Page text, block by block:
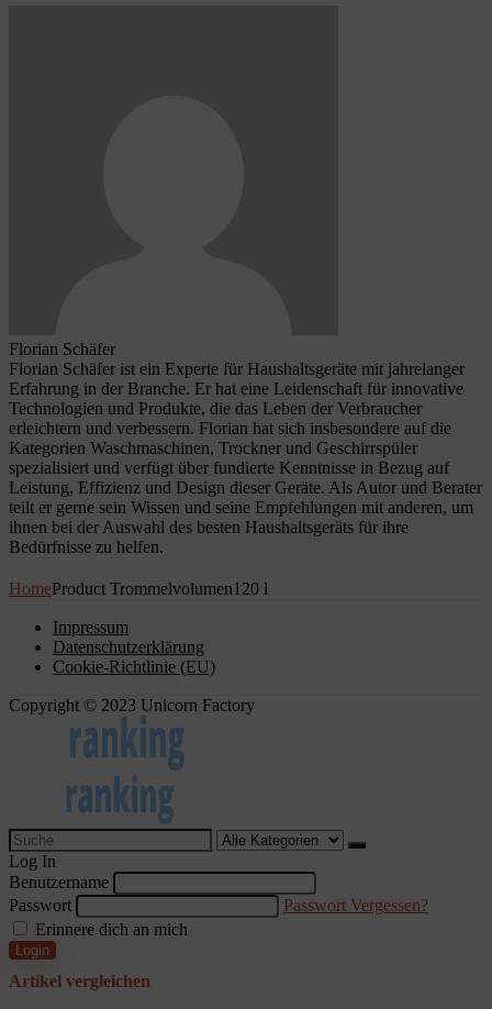
Florian Schäfer
Florian Schäfer ist ein Experte für Haushaltsgeräte mit jahrelanger
Erfahrung in der Branche. Er hat eine Leidenschaft für innovative
Technologien und Produkte, die das Leben der Verbraucher
erleichtern und verbessern. Florian hat sich insbesondere auf die
Kategorien Waschmaschinen, Trockner und Geschirrspüler
spezialisiert und verfügt über fundierte Kenntnisse in Bezug auf
Leistung, Effizienz und Design dieser Geräte. Als Autor und Berater
teilt er gerne sein Wissen und seine Empfehlungen mit anderen, um
ihnen bei der Auswahl des besten Haushaltsgeräts für ihre
Bedürfnisse zu helfen.
HomeProduct Trommelvolumen120 l
Impressum
Datenschutzerklärung
Cookie-Richtlinie (EU)
Copyright © 2023 Unicorn Factory
Search
for:
Log In
Benutzername
Passwort
Passwort Vergessen?
Erinnere dich an mich
Login
Artikel vergleichen